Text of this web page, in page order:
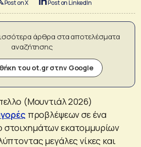
Post on X Post on LinkedIn
άρθρα στα αποτελέσματα
αναζήτησης
του ot.gr στην Google
(Μουντιάλ 2026)
προβλέψεων σε ένα
εκατομμυρίων
μεγάλες νίκες και